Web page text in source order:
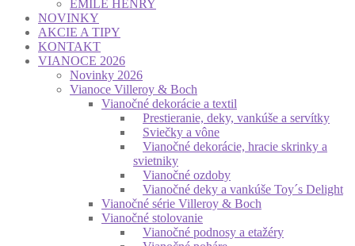
EMILE HENRY
NOVINKY
AKCIE A TIPY
KONTAKT
VIANOCE 2026
Novinky 2026
Vianoce Villeroy & Boch
Vianočné dekorácie a textil
Prestieranie, deky, vankúše a servítky
Sviečky a vône
Vianočné dekorácie, hracie skrinky a
svietniky
Vianočné ozdoby
Vianočné deky a vankúše Toy´s Delight
Vianočné série Villeroy & Boch
Vianočné stolovanie
Vianočné podnosy a etažéry